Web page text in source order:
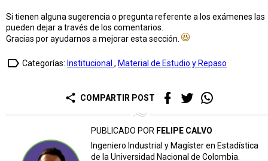
Si tienen alguna sugerencia o pregunta referente a los exámenes las
pueden dejar a través de los comentarios.
Gracias por ayudarnos a mejorar esta sección.
label_outline Categorías: Institucional , Material de Estudio y Repaso
share COMPARTIR POST
PUBLICADO POR FELIPE CALVO
Ingeniero Industrial y Magíster en Estadística
de la Universidad Nacional de Colombia.